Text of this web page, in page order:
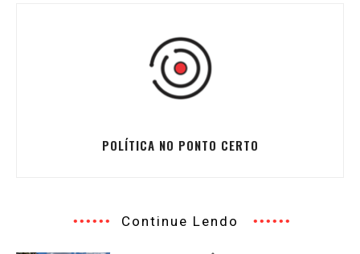
POLÍTICA NO PONTO CERTO
Continue Lendo